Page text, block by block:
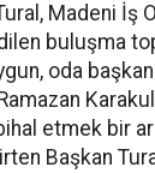
Madeni İş
buluşma
oda
etmek bir
Başkan